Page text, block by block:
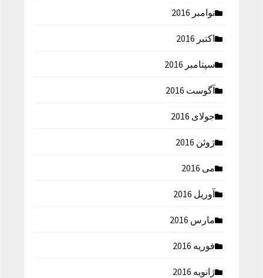
نوامبر 2016
اکتبر 2016
سپتامبر 2016
آگوست 2016
جولای 2016
ژوئن 2016
می 2016
آوریل 2016
مارس 2016
فوریه 2016
ژانویه 2016